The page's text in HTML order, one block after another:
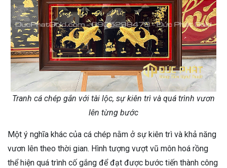
Tranh cá chép gắn với tài lộc, sự kiên trì và quá trình vươn
lên từng bước
Một ý nghĩa khác của cá chép nằm ở sự kiên trì và khả năng
vươn lên theo thời gian. Hình tượng vượt vũ môn hoá rồng
thể hiện quá trình cố gắng để đạt được bước tiến thành công